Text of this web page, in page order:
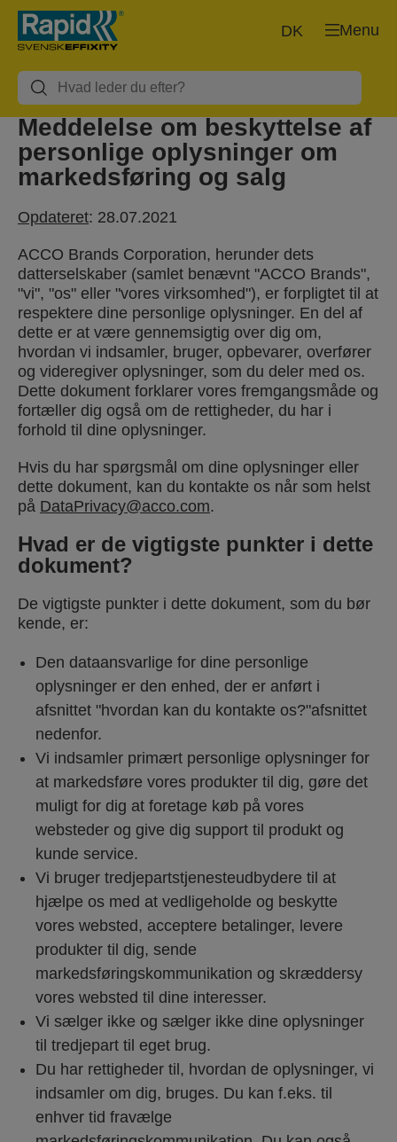
Menu
DK
Meddelelse om beskyttelse af
personlige oplysninger om
markedsføring og salg
Opdateret: 28.07.2021
ACCO Brands Corporation, herunder dets
datterselskaber (samlet benævnt "ACCO Brands",
"vi", "os" eller "vores virksomhed"), er forpligtet til at
respektere dine personlige oplysninger. En del af
dette er at være gennemsigtig over dig om,
hvordan vi indsamler, bruger, opbevarer, overfører
og videregiver oplysninger, som du deler med os.
Dette dokument forklarer vores fremgangsmåde og
fortæller dig også om de rettigheder, du har i
forhold til dine oplysninger.
Hvis du har spørgsmål om dine oplysninger eller
dette dokument, kan du kontakte os når som helst
på DataPrivacy@acco.com.
Hvad er de vigtigste punkter i dette
dokument?
De vigtigste punkter i dette dokument, som du bør
kende, er:
Den dataansvarlige for dine personlige
oplysninger er den enhed, der er anført i
afsnittet "hvordan kan du kontakte os?"afsnittet
nedenfor.
Vi indsamler primært personlige oplysninger for
at markedsføre vores produkter til dig, gøre det
muligt for dig at foretage køb på vores
websteder og give dig support til produkt og
kunde service.
Vi bruger tredjepartstjenesteudbydere til at
hjælpe os med at vedligeholde og beskytte
vores websted, acceptere betalinger, levere
produkter til dig, sende
markedsføringskommunikation og skræddersy
vores websted til dine interesser.
Vi sælger ikke og sælger ikke dine oplysninger
til tredjepart til eget brug.
Du har rettigheder til, hvordan de oplysninger, vi
indsamler om dig, bruges. Du kan f.eks. til
enhver tid fravælge